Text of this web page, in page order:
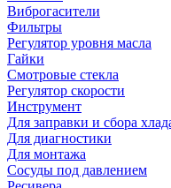
Виброгасители
Фильтры
Регулятор уровня масла
Гайки
Смотровые стекла
Регулятор скорости
Инструмент
Для заправки и сбора
Для диагностики
Для монтажа
Сосуды под давлением